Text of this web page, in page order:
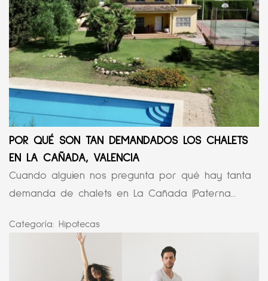
POR QUÉ SON TAN DEMANDADOS LOS CHALETS
EN LA CAÑADA, VALENCIA
Cuando alguien nos pregunta por qué hay tanta
demanda de chalets en La Cañada (Paterna...
Categoría: Hipotecas